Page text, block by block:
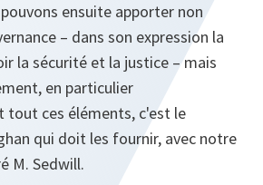
ensuite apporter non
– dans son expression la
la sécurité et la justice – mais
en particulier
tout ces éléments, c'est le
qui doit les fournir, avec notre
M. Sedwill.